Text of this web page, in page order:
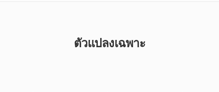
ตัวแปลงเฉพาะ